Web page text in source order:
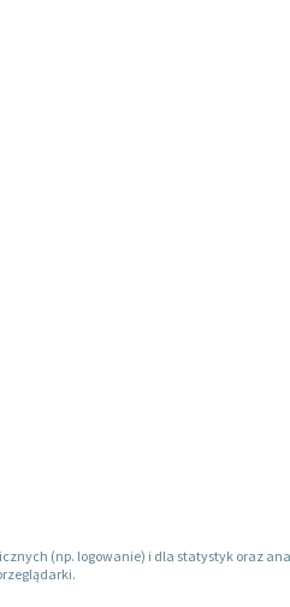
(np. logowanie) i dla statystyk oraz